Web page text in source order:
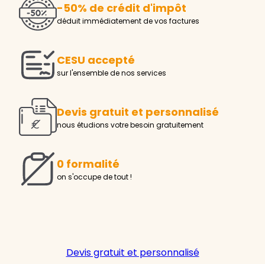
-50% de crédit d'impôt
déduit immédiatement de vos factures
CESU accepté
sur l'ensemble de nos services
Devis gratuit et personnalisé
nous étudions votre besoin gratuitement
0 formalité
on s'occupe de tout !
Devis gratuit et personnalisé